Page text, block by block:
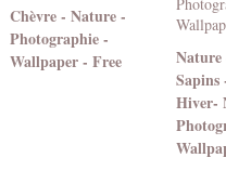
Chèvre - Nature -
Photographie -
Wallpaper - Free
Sapins
Hiver-